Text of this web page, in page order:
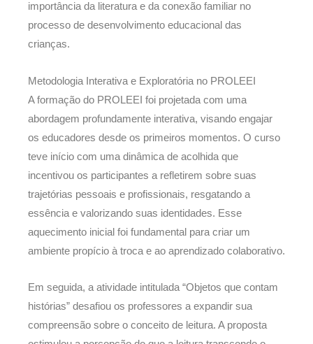
importância da literatura e da conexão familiar no
processo de desenvolvimento educacional das
crianças.
Metodologia Interativa e Exploratória no PROLEEI
A formação do PROLEEI foi projetada com uma
abordagem profundamente interativa, visando engajar
os educadores desde os primeiros momentos. O curso
teve início com uma dinâmica de acolhida que
incentivou os participantes a refletirem sobre suas
trajetórias pessoais e profissionais, resgatando a
essência e valorizando suas identidades. Esse
aquecimento inicial foi fundamental para criar um
ambiente propício à troca e ao aprendizado colaborativo.
Em seguida, a atividade intitulada “Objetos que contam
histórias” desafiou os professores a expandir sua
compreensão sobre o conceito de leitura. A proposta